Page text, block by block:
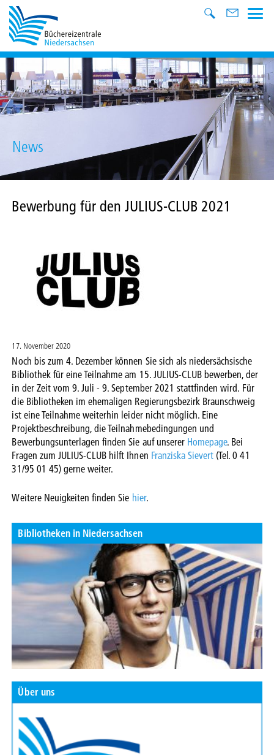
News
Bewerbung für den JULIUS-CLUB 2021
17. November 2020
Noch bis zum 4. Dezember können Sie sich als niedersächsische
Bibliothek für eine Teilnahme am 15. JULIUS-CLUB bewerben, der
in der Zeit vom 9. Juli - 9. September 2021 stattfinden wird. Für
die Bibliotheken im ehemaligen Regierungsbezirk Braunschweig
ist eine Teilnahme weiterhin leider nicht möglich. Eine
Projektbeschreibung, die Teilnahmebedingungen und
Bewerbungsunterlagen finden Sie auf unserer Homepage. Bei
Fragen zum JULIUS-CLUB hilft Ihnen Franziska Sievert (Tel. 0 41
31/95 01 45) gerne weiter.
Weitere Neuigkeiten finden Sie hier.
Bibliotheken in Niedersachsen
Über uns